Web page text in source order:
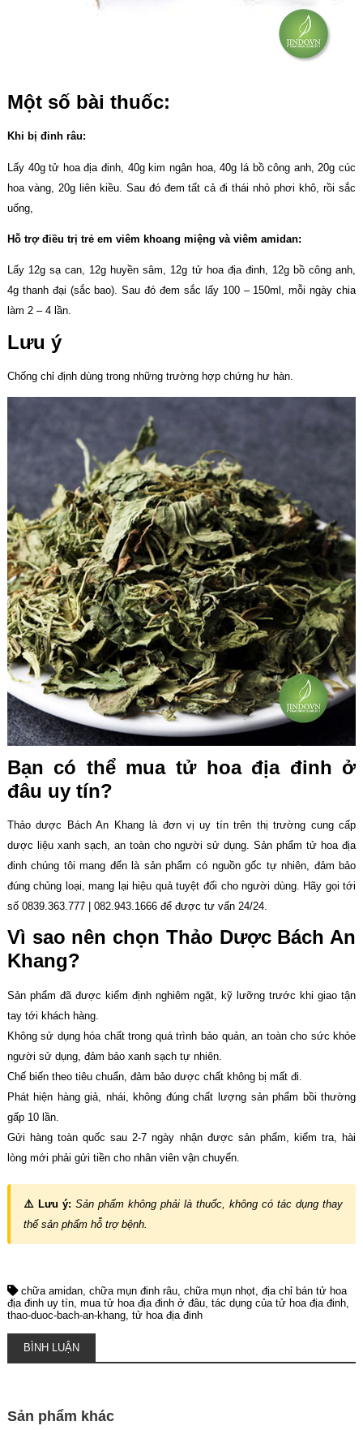
Một số bài thuốc:
Khi bị đinh râu:
Lấy 40g tử hoa địa đinh, 40g kim ngân hoa, 40g lá bồ công anh, 20g cúc
hoa vàng, 20g liên kiều. Sau đó đem tất cả đi thái nhỏ phơi khô, rồi sắc
uống,
Hỗ trợ điều trị trẻ em viêm khoang miệng và viêm amidan:
Lấy 12g sạ can, 12g huyền sâm, 12g tử hoa địa đinh, 12g bồ công anh,
4g thanh đại (sắc bao). Sau đó đem sắc lấy 100 – 150ml, mỗi ngày chia
làm 2 – 4 lần.
Lưu ý
Chống chỉ định dùng trong những trường hợp chứng hư hàn.
Bạn có thể mua tử hoa địa đinh ở
đâu uy tín?
Thảo dược Bách An Khang là đơn vị uy tín trên thị trường cung cấp
dược liệu xanh sạch, an toàn cho người sử dụng. Sản phẩm tử hoa địa
đinh chúng tôi mang đến là sản phẩm có nguồn gốc tự nhiên, đảm bảo
đúng chủng loại, mang lại hiệu quả tuyệt đối cho người dùng. Hãy gọi tới
số 0839.363.777 | 082.943.1666 để được tư vấn 24/24.
Vì sao nên chọn Thảo Dược Bách An
Khang?
Sản phẩm đã được kiểm định nghiêm ngặt, kỹ lưỡng trước khi giao tận
tay tới khách hàng.
Không sử dụng hóa chất trong quá trình bảo quản, an toàn cho sức khỏe
người sử dụng, đảm bảo xanh sạch tự nhiên.
Chế biến theo tiêu chuẩn, đảm bảo dược chất không bị mất đi.
Phát hiện hàng giả, nhái, không đúng chất lượng sản phẩm bồi thường
gấp 10 lần.
Gửi hàng toàn quốc sau 2-7 ngày nhận được sản phẩm, kiểm tra, hài
lòng mới phải gửi tiền cho nhân viên vận chuyển.
⚠️ Lưu ý: Sản phẩm không phải là thuốc, không có tác dụng thay
thế sản phẩm hỗ trợ bệnh.
chữa amidan chữa mụn đinh râu chữa mụn nhọt địa chỉ bán tử hoa
địa đinh uy tín mua tử hoa địa đinh ở đâu tác dụng của tử hoa địa đinh
thao-duoc-bach-an-khang tử hoa địa đinh
BÌNH LUẬN
Sản phẩm khác